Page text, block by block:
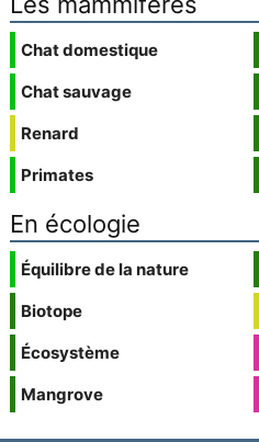
Chat domestique
Chat sauvage
Renard
Primates
En écologie
Équilibre de la nature
Biotope
Écosystème
Mangrove